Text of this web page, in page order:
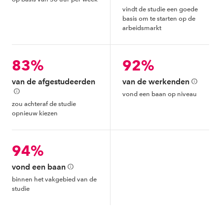
vindt de studie een goede
basis om te starten op de
arbeidsmarkt
83%
van de afgestudeerden
zou achteraf de studie
opnieuw kiezen
92%
van de werkenden
vond een baan op niveau
94%
vond een baan
binnen het vakgebied van de
studie